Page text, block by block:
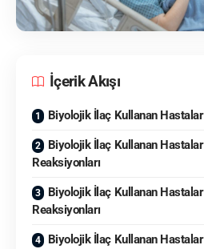
İçerik Akışı
Biyolojik İlaç Kullanan
Biyolojik İlaç Kullanan
Reaksiyonları
Biyolojik İlaç Kullanan
Reaksiyonları
Biyolojik İlaç Kullanan